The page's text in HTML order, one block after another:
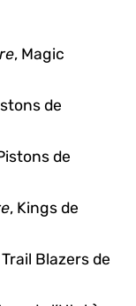
, Magic
de
de
, Kings de
Blazers de